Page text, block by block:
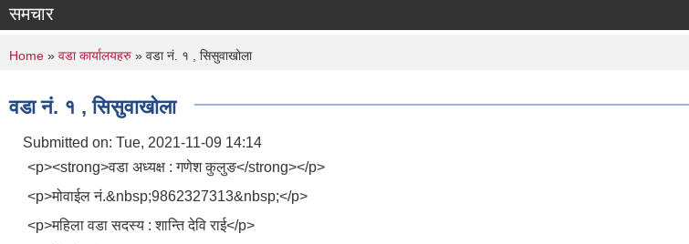
समचार
You are here
Home » वडा कार्यालयहरु » वडा नं. १ , सिसुवाखोला
वडा नं. १ , सिसुवाखोला
Submitted on: Tue, 2021-11-09 14:14
<p><strong>वडा अध्यक्ष : गणेश कुलुङ</strong></p>
<p>मोवाईल नं.&nbsp;9862327313&nbsp;</p>
<p>महिला वडा सदस्य : शान्ति देवि राई</p>